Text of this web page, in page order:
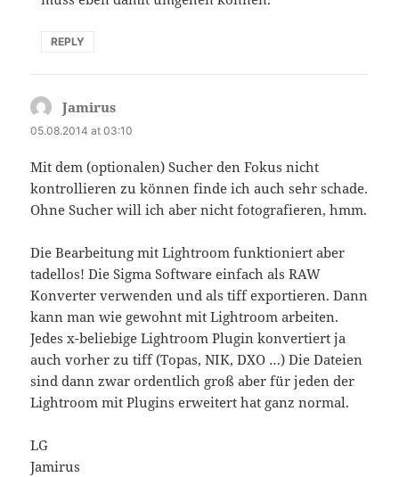
REPLY
Jamirus
05.08.2014 at 03:10
Mit dem (optionalen) Sucher den Fokus nicht
kontrollieren zu können finde ich auch sehr schade.
Ohne Sucher will ich aber nicht fotografieren, hmm.
Die Bearbeitung mit Lightroom funktioniert aber
tadellos! Die Sigma Software einfach als RAW
Konverter verwenden und als tiff exportieren. Dann
kann man wie gewohnt mit Lightroom arbeiten.
Jedes x-beliebige Lightroom Plugin konvertiert ja
auch vorher zu tiff (Topas, NIK, DXO …) Die Dateien
sind dann zwar ordentlich groß aber für jeden der
Lightroom mit Plugins erweitert hat ganz normal.
LG
Jamirus